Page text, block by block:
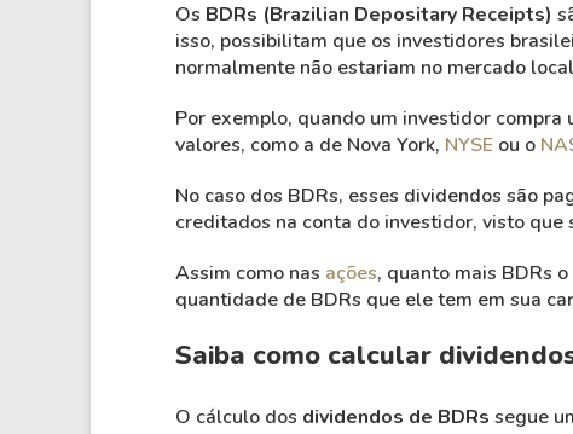
Os BDRs (Brazilian Depositary Receipts)
isso, possibilitam que os investidores
normalmente não estariam no mercado
Por exemplo, quando um investidor
valores, como a de Nova York, NYSEou o
No caso dos BDRs, esses dividendos são
creditados na conta do investidor, visto que
Assim como nas ações, quanto mais BDRs
quantidade de BDRs que ele tem em sua
Saiba como calcular
O cálculo dos dividendos de BDRs segue